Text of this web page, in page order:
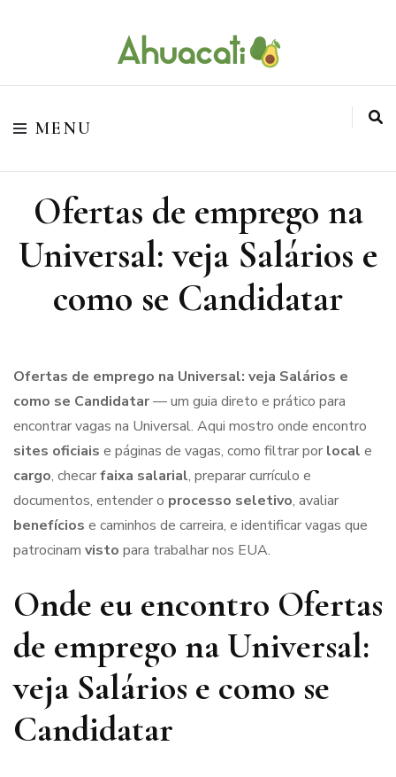
Ahuacati
O melhor da Internet em um só lugar
MENU
Ofertas de emprego na
Universal: veja Salários e
como se Candidatar
Ofertas de emprego na Universal: veja Salários e
como se Candidatar— um guia direto e prático para
encontrar vagas na Universal. Aqui mostro onde encontro
sites oficiais e páginas de vagas, como filtrar por local e
cargo, checarfaixa salarial, preparar currículo e
documentos, entender o processo seletivo, avaliar
benefícios e caminhos de carreira, e identificar vagas que
patrocinam visto para trabalhar nos EUA.
Onde eu encontro Ofertas
de emprego na Universal:
veja Salários e como se
Candidatar